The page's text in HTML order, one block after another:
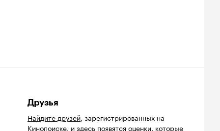
Друзья
Найдите друзей, зарегистрированных на
Кинопоиске, и здесь появятся оценки, которые